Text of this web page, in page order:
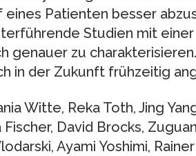
Patienten besser
Studien mit
genauer zu
in der Zukunft frühzeitig
Witte, Reka Toth, Jing
David Brocks,
Ayami Yoshimi,